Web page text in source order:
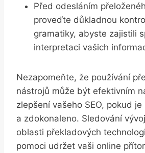
Před odesláním
proveďte důkladnou
gramatiky, abyste zajistili
interpretaci vašich
Nezapomeňte, že používání
nástrojů může být efektivním
zlepšení vašeho SEO, pokud
a zdokonaleno. Sledování
oblasti překladových
pomoci udržet vaši online